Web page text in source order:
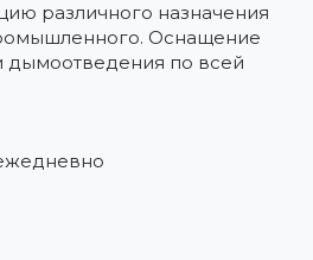
различного назначения
Оснащение
дымоотведения по всей